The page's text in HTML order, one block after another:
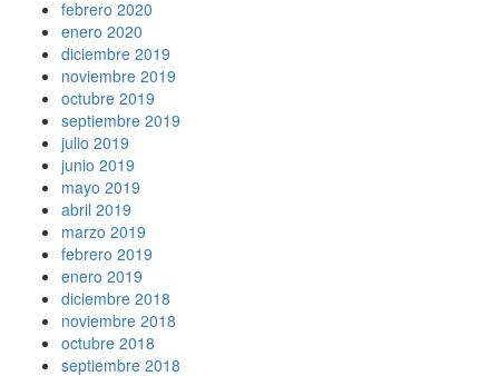
febrero 2020
enero 2020
diciembre 2019
noviembre 2019
octubre 2019
septiembre 2019
julio 2019
junio 2019
mayo 2019
abril 2019
marzo 2019
febrero 2019
enero 2019
diciembre 2018
noviembre 2018
octubre 2018
septiembre 2018